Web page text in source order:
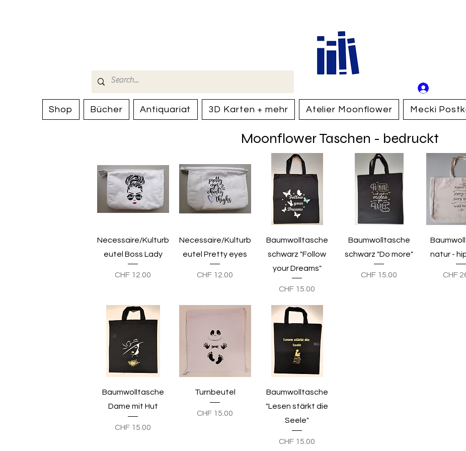
Shop Bücher Antiquariat 3D Karten + mehr Atelier Moonflower Mecki
Moonflower Taschen - bedruckt
Schnellansicht
Necessaire/Kulturb
eutel Boss Lady
Preis
CHF 12.00
Schnellansicht
Necessaire/Kulturb
eutel Pretty eyes
Preis
CHF 12.00
Schnellansicht
Baumwolltasche
schwarz "Follow
your Dreams"
Preis
CHF 15.00
Schnellansicht
Baumwolltasche
schwarz "Do more"
Preis
CHF 15.00
natur -
Preis
CHF
Schnellansicht
Baumwolltasche
Dame mit Hut
Preis
CHF 15.00
Schnellansicht
Turnbeutel
Preis
CHF 15.00
Schnellansicht
Baumwolltasche
"Lesen stärkt die
Seele"
Preis
CHF 15.00